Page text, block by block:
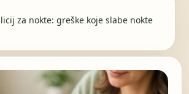
za nokte: greške koje slabe nokte